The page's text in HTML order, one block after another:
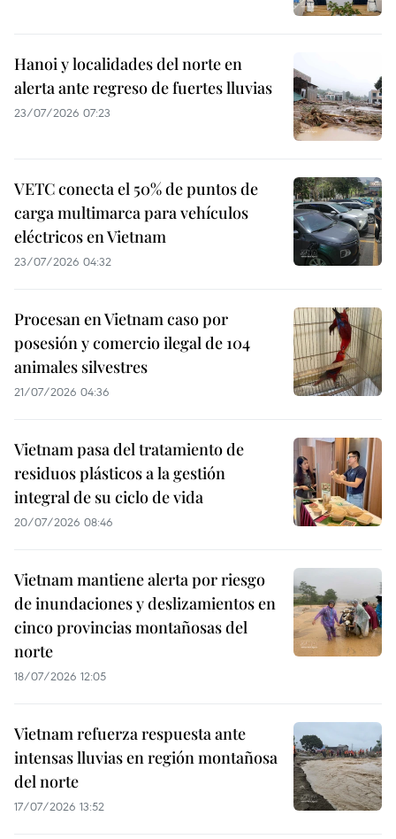
Hanoi y localidades del norte en
alerta ante regreso de fuertes lluvias
23/07/2026 07:23
VETC conecta el 50% de puntos de
carga multimarca para vehículos
eléctricos en Vietnam
23/07/2026 04:32
Procesan en Vietnam caso por
posesión y comercio ilegal de 104
animales silvestres
21/07/2026 04:36
Vietnam pasa del tratamiento de
residuos plásticos a la gestión
integral de su ciclo de vida
20/07/2026 08:46
Vietnam mantiene alerta por riesgo
de inundaciones y deslizamientos en
cinco provincias montañosas del
norte
18/07/2026 12:05
Vietnam refuerza respuesta ante
intensas lluvias en región montañosa
del norte
17/07/2026 13:52